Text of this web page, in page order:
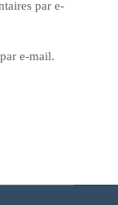
par e-
e-mail.